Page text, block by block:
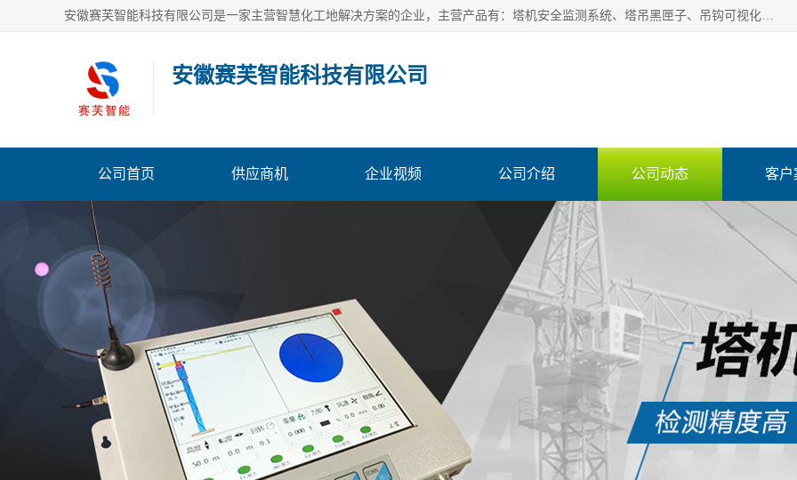
安徽赛芙智能科技有限公司是一家主营智慧化工地解决方案的企业，主营产品有：塔机安全监测系统、塔吊黑匣子、吊钩可视化、吊钩可视化系统、塔机安全监控系统、塔机黑匣子等。创建至今始终关注用户需求，为用户提供有的产品和服务。
安徽赛芙智能科技有限公司
公司首页 供应商机 企业视频 公司介绍 公司动态 客户